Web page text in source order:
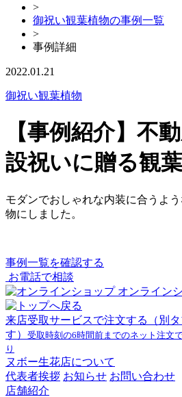
>
御祝い観葉植物の事例一覧
>
事例詳細
2022.01.21
御祝い観葉植物
【事例紹介】不
設祝いに贈る観
モダンでおしゃれな内装に合うよ
物にしました。
事例一覧を確認する
お電話で相談
オンライン
来店受取サービスで注文する
（別
す） 受取時刻の6時間前までのネット注文
り
ヌボー生花店について
代表者挨拶 お知らせ お問い合わせ
店舗紹介